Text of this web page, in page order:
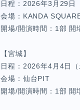
日程：2026年3月29日
会場：KANDA
開場/開演時間：1部
【宮城】
日程：2026年4月4日（
会場：仙台PIT
開場/開演時間：1部